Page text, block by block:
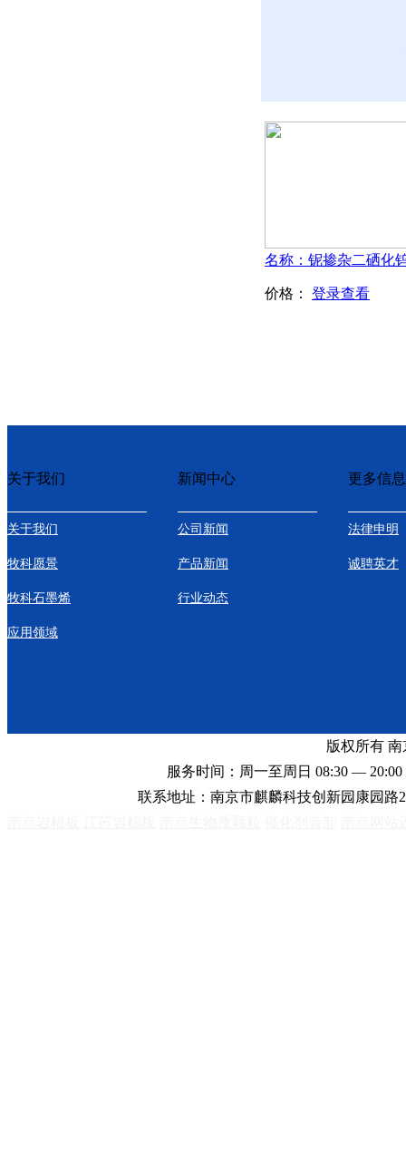
价格： 登录查看
关于我们 新闻中心 更多信息
关于我们
牧科愿景
牧科石墨烯
应用领域
公司新闻
产品新闻
行业动态
法律申明
诚聘英才
版权所有
服务时间：周一至周日 08:30 —
联系地址：南京市麒麟科技创新园康园